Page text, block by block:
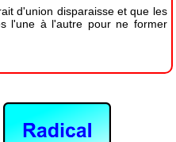
d'union disparaisse et que les
l'une à l'autre pour ne former